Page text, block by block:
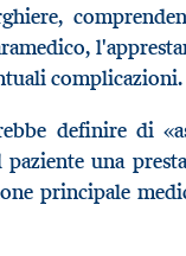
complicazioni.
definire di
una
principale